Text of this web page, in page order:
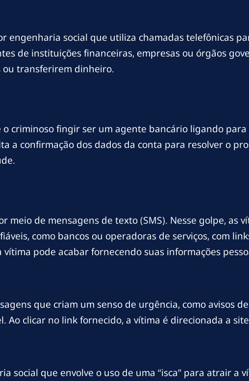
engenharia social que utiliza chamadas telefônicas
de instituições financeiras, empresas ou órgãos
ou transferirem dinheiro.
o criminoso fingir ser um agente bancário ligando
a confirmação dos dados da conta para resolver o
meio de mensagens de texto (SMS). Nesse golpe, as
como bancos ou operadoras de serviços, com
pode acabar fornecendo suas informações
que criam um senso de urgência, como avisos
clicar no link fornecido, a vítima é direcionada a
social que envolve o uso de uma “isca” para atrair a